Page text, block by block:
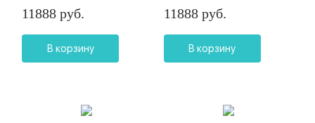
11888 руб.
В корзину
11888 руб.
В корзину